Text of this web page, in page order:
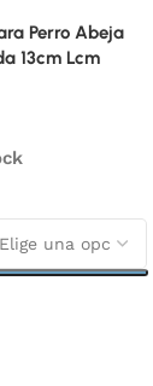
Perro Abeja
13cm Lcm